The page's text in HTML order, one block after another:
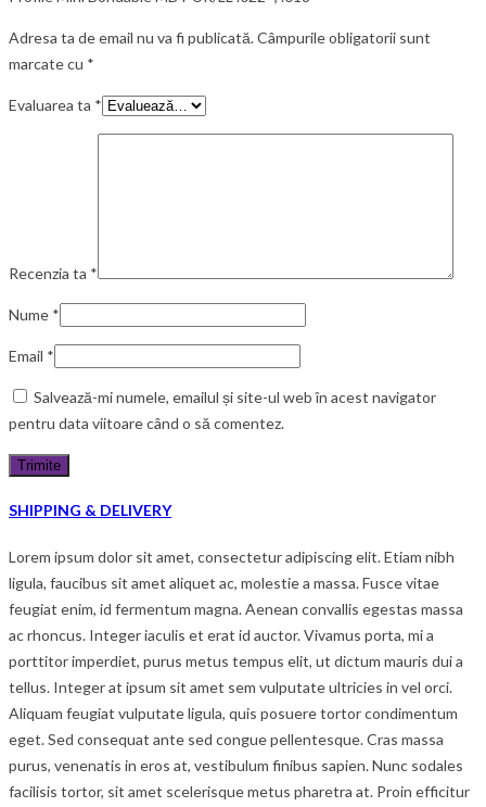
Adresa ta de email nu va fi publicată.Câmpurile obligatorii sunt
marcate cu *
Evaluarea ta *
Recenzia ta *
Nume *
Email *
Salvează-mi numele, emailul și site-ul web în acest navigator
pentru data viitoare când o să comentez.
SHIPPING & DELIVERY
Lorem ipsum dolor sit amet, consectetur adipiscing elit. Etiam nibh
ligula, faucibus sit amet aliquet ac, molestie a massa. Fusce vitae
feugiat enim, id fermentum magna. Aenean convallis egestas massa
ac rhoncus. Integer iaculis et erat id auctor. Vivamus porta, mi a
porttitor imperdiet, purus metus tempus elit, ut dictum mauris dui a
tellus. Integer at ipsum sit amet sem vulputate ultricies in vel orci.
Aliquam feugiat vulputate ligula, quis posuere tortor condimentum
eget. Sed consequat ante sed congue pellentesque. Cras massa
purus, venenatis in eros at, vestibulum finibus sapien. Nunc sodales
facilisis tortor, sit amet scelerisque metus pharetra at. Proin efficitur